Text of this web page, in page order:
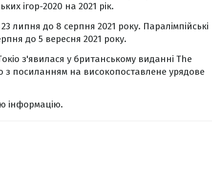
ігор-2020 на 2021 рік.
липня до 8 серпня 2021 року. Паралімпійські
до 5 вересня 2021 року.
з'явилася у британському виданні The
з посиланням на високопоставлене урядове
інформацію.